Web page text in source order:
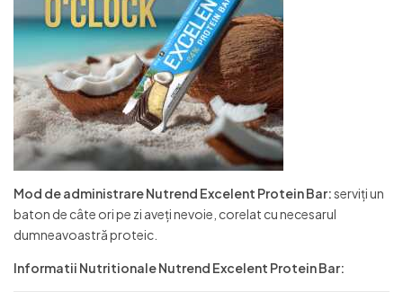
Mod de administrare Nutrend Excelent Protein Bar:serviți un
baton de câte ori pe zi aveți nevoie, corelat cu necesarul
dumneavoastră proteic.
Informatii Nutritionale Nutrend Excelent Protein Bar: